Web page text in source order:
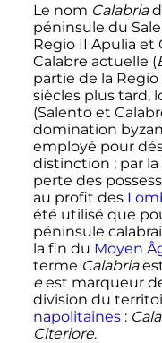
Le nom Calabria
péninsule du
Regio II Apulia et
Calabre actuelle (
partie de la
siècles plus tard,
(Salento et
domination
employé pour
distinction ; par
perte des
au profit des
été utilisé que
péninsule
la fin du Moyen
terme Calabria
eest marqueur
division du
napolitaines :
Citeriore.